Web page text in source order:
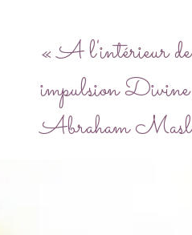
« A l'intérieur de
impulsion Divine
Abraham